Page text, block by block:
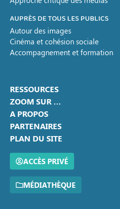
AUPRÈS DE TOUS LES PUBLICS
Autour des images
Cinéma et cohésion sociale
Accompagnement et formation
RESSOURCES
ZOOM SUR …
A PROPOS
PARTENAIRES
PLAN DU SITE
ACCÈS PRIVÉ
MÉDIATHÈQUE